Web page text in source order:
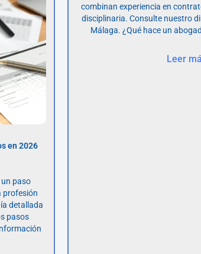
en 2026
un paso
profesión
detallada
pasos
combinan experiencia en
disciplinaria. Consulte nuestro
Málaga. ¿Qué hace un
Leer